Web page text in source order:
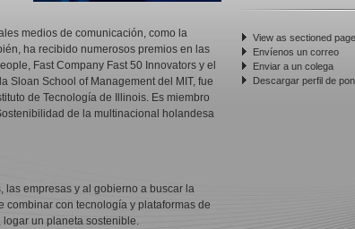
medios de comunicación, como la
ha recibido numerosos premios en las
Fast Company Fast 50 Innovators y el
Sloan School of Management del MIT, fue
de Tecnología de Illinois. Es miembro
de la multinacional holandesa
empresas y al gobierno a buscar la
con tecnología y plataformas de
un planeta sostenible.
View as sectioned page
Envíenos un correo
Enviar a un colega
Descargar perfil de